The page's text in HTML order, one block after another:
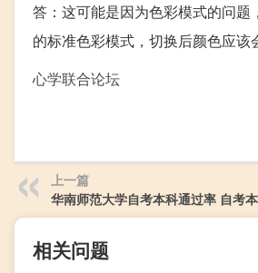
答：这可能是因为色彩模式的问
的标准色彩模式，切换后颜色应该
心学联合论坛
上一篇
华南师范大学自考本科通过率 自考
相关问题